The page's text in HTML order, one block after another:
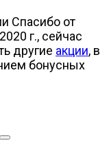
Спасибо от
г., сейчас
другие акции, в
бонусных